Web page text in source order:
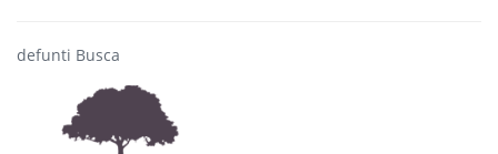
defunti Busca